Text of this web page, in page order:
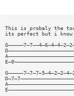
This is probaly the
its perfect but i know